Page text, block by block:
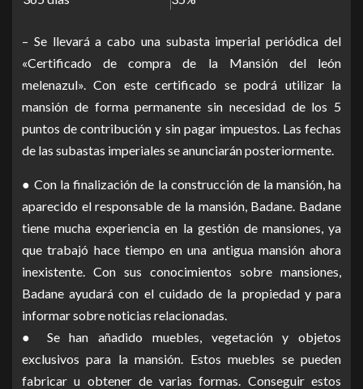
– Se llevará a cabo una subasta imperial periódica del
«Certificado de compra de la Mansión del león
melenazul». Con este certificado se podrá utilizar la
mansión de forma permanente sin necesidad de los 5
puntos de contribución y sin pagar impuestos. Las fechas
de las subastas imperiales se anunciarán posteriormente.
● Con la finalización de la construcción de la mansión, ha
aparecido el responsable de la mansión, Badane. Badane
tiene mucha experiencia en la gestión de mansiones, ya
que trabajó hace tiempo en una antigua mansión ahora
inexistente. Con sus conocimientos sobre mansiones,
Badane ayudará con el cuidado de la propiedad y para
informar sobre noticias relacionadas.
● Se han añadido muebles, vegetación y objetos
exclusivos para la mansión. Estos muebles se pueden
fabricar u obtener de varias formas. Conseguir estos